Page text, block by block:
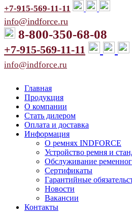
+7-915-569-11-11
info@indforce.ru
8-800-350-68-08
+7-915-569-11-11
info@indforce.ru
Главная
Продукция
О компании
Стать дилером
Оплата и доставка
Информация
О ремнях INDFORCE
Устройство ремня и
Обслуживание
Сертификаты
Гарантийные
Новости
Вакансии
Контакты